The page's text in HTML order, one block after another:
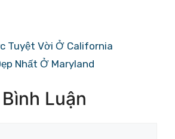
Tuyệt Vời Ở California
Nhất Ở Maryland
Luận